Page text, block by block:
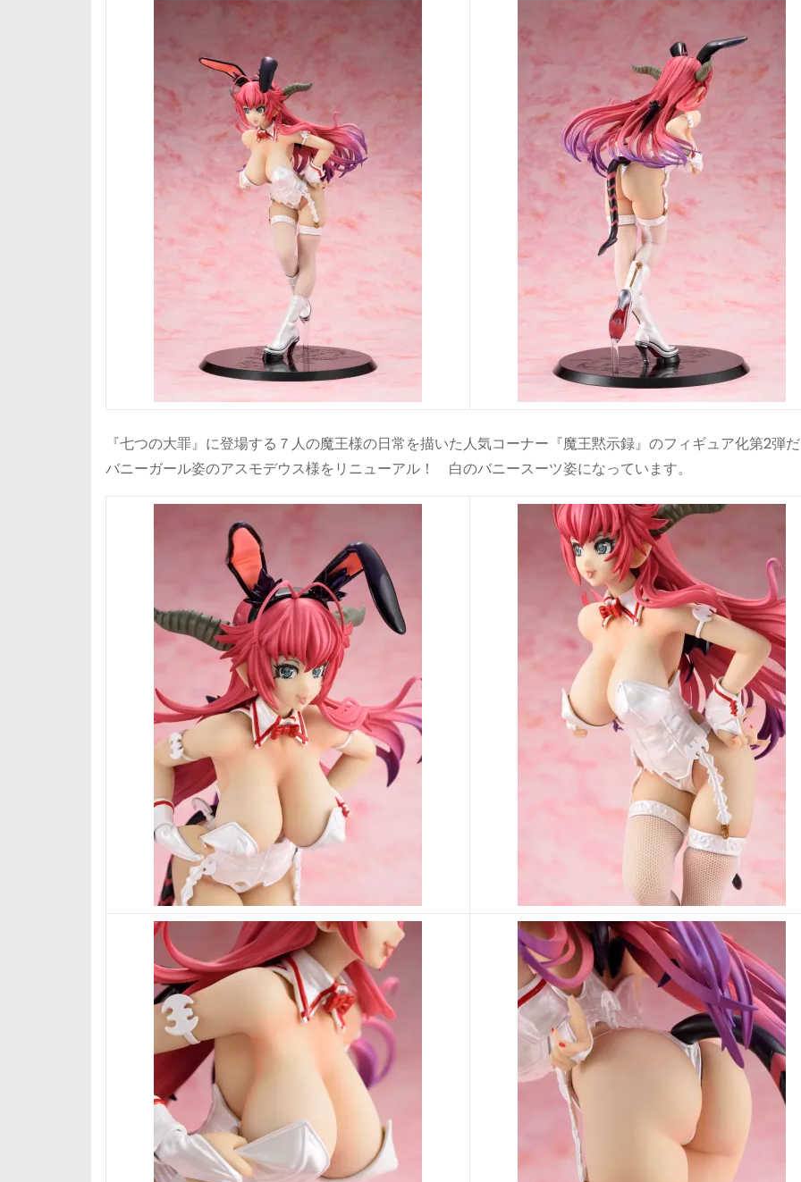
『七つの大罪』に登場する７人の魔王様の日常を描いた人気コーナー『魔王黙示録』のフィギュア化第2弾
バニーガール姿のアスモデウス様をリニューアル！ 白のバニースーツ姿になっています。